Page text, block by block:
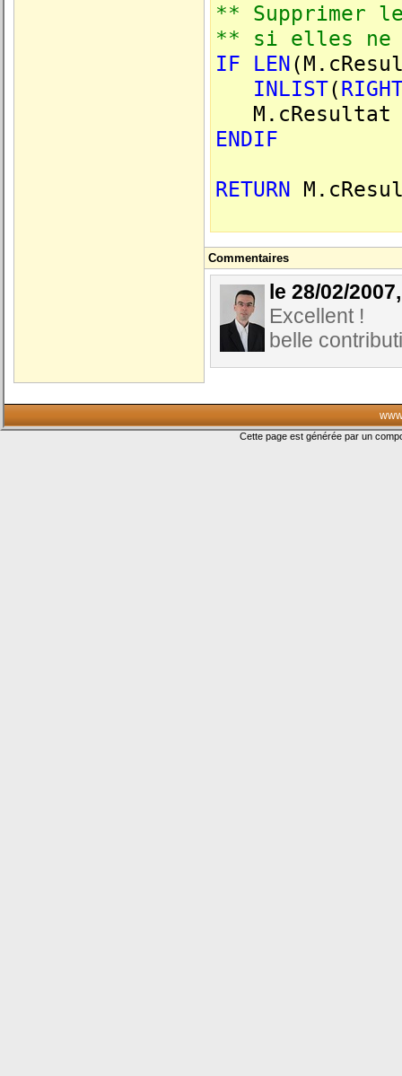
** Supprimer
** si elles ne
IF
LEN
INLIST(
ENDIF
RETURN
Commentaires
le 28/02/
Excellent !
belle
Cette page est générée par un